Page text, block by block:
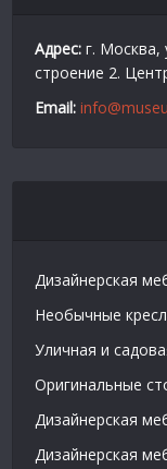
Адрес: г. Москва,
строение 2.
Email:
Дизайнерская
Необычные
Уличная и
Оригинальные
Дизайнерская
Дизайнерская